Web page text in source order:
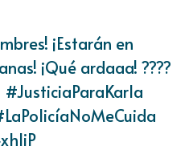
¡Estarán en
¡Qué ardaaa! ????
#JusticiaParaKarla